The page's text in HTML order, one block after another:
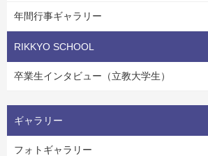
年間行事ギャラリー
RIKKYO SCHOOL
卒業生インタビュー（立教大学生）
ギャラリー
フォトギャラリー